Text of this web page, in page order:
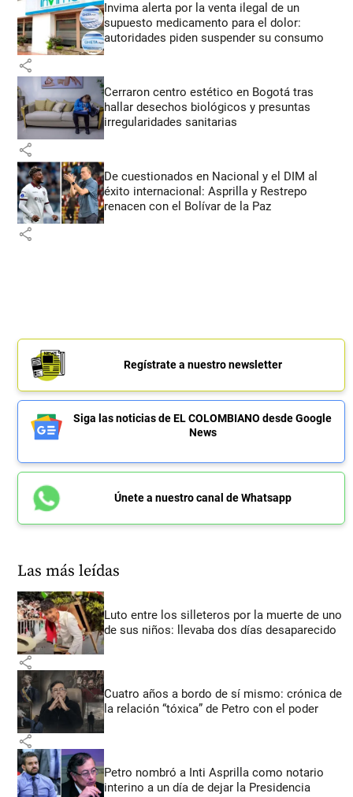
Invima alerta por la venta ilegal de un
supuesto medicamento para el dolor:
autoridades piden suspender su consumo
share
Cerraron centro estético en Bogotá tras
hallar desechos biológicos y presuntas
irregularidades sanitarias
share
De cuestionados en Nacional y el DIM al
éxito internacional: Asprilla y Restrepo
renacen con el Bolívar de la Paz
share
Regístrate a nuestro newsletter
Siga las noticias de EL COLOMBIANO desde Google
News
Únete a nuestro canal de Whatsapp
Las más leídas
Luto entre los silleteros por la muerte de uno
de sus niños: llevaba dos días desaparecido
share
Cuatro años a bordo de sí mismo: crónica de
la relación “tóxica” de Petro con el poder
share
Petro nombró a Inti Asprilla como notario
interino a un día de dejar la Presidencia